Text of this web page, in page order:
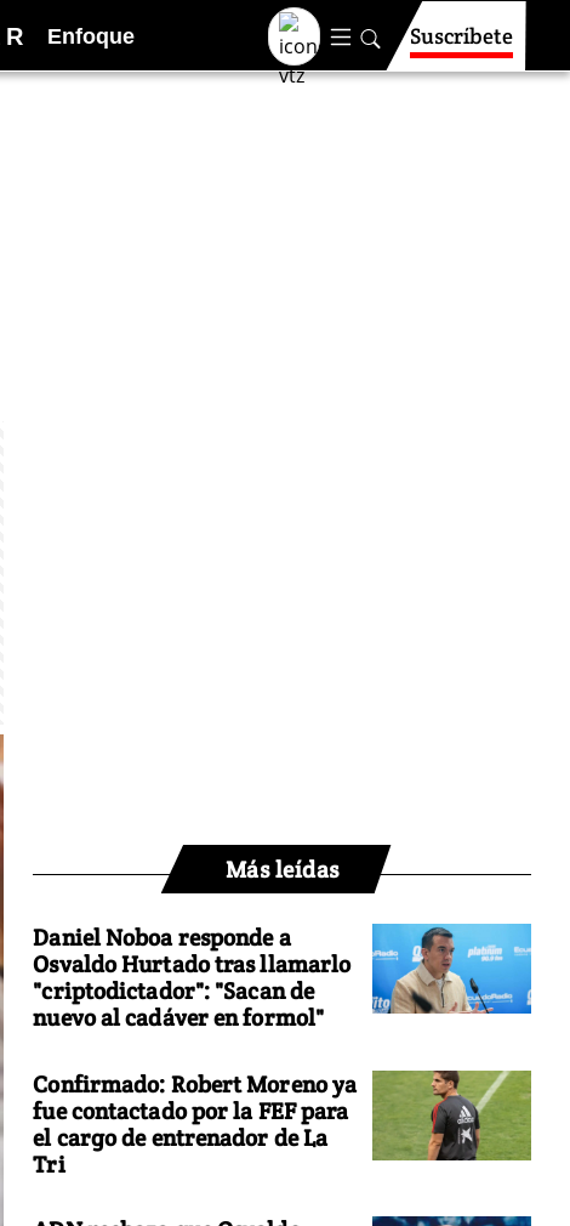
R Enfoque Suscríbete
Más leídas
Daniel Noboa responde a
Osvaldo Hurtado tras llamarlo
"criptodictador": "Sacan de
nuevo al cadáver en formol"
Confirmado: Robert Moreno ya
fue contactado por la FEF para
el cargo de entrenador de La
Tri